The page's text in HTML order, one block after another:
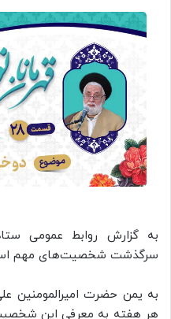
به گزارش روابط عمومی
سرگذشت شخصیت‌های مهم
به یمن حضرت امیرالمومنین
هر هفته به معرفی این